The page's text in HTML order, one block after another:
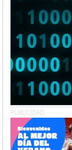
PUBLICIDAD